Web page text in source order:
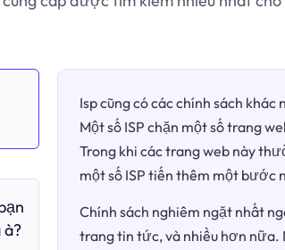
à?
Isp cũng có các chính sách
Một số ISP chặn một số trang
Trong khi các trang web này
một số ISP tiến thêm một bước
Chính sách nghiêm ngặt nhất
trang tin tức, và nhiều hơn nữa.